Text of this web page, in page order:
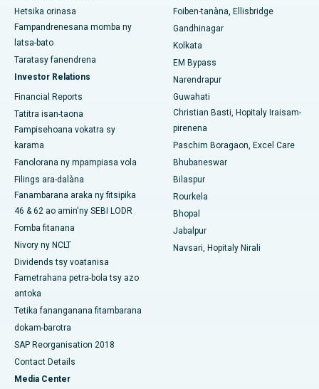
Hopitaly tsara indrindra any Managari, Karaikudi
Hopitaly tsara indrindra ao Arepally, Warangal
Hopitaly tsara indrindra any Jayanagar, Bangalore
Hopitaly tsara indrindra ao KK Nagar, Madurai
Hopitaly tsara indrindra any Ramji Nagar, Nellore
Hopitaly tsara indrindra ao amin'ny Sector-19, Rourkela
Hopitaly tsara indrindra ao Swargate, Pune
Hopitaly homamiadan'ny vehivavy tsara indrindra any Delhi
Atsimo
Hetsika orinasa
Fampandrenesana momba ny
latsa-bato
Taratasy fanendrena
Investor Relations
Financial Reports
Tatitra isan-taona
Fampisehoana vokatra sy
karama
Fanolorana ny mpampiasa vola
Filings ara-dalàna
Fanambarana araka ny fitsipika
46 & 62 ao amin'ny SEBI LODR
Fomba fitanana
Nivory ny NCLT
Dividends tsy voatanisa
Fametrahana petra-bola tsy azo
antoka
Tetika fananganana fitambarana
dokam-barotra
SAP Reorganisation 2018
Contact Details
Media Center
Foiben-tanàna, Ellisbridge
Gandhinagar
Kolkata
EM Bypass
Narendrapur
Guwahati
Christian Basti, Hopitaly Iraisam-
pirenena
Paschim Boragaon, Excel Care
Bhubaneswar
Bilaspur
Rourkela
Bhopal
Jabalpur
Navsari, Hopitaly Nirali